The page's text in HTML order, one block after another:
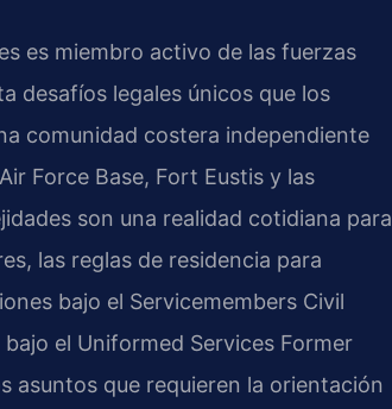
es miembro activo de las fuerzas
desafíos legales únicos que los
comunidad costera independiente
Force Base, Fort Eustis y las
son una realidad cotidiana para
las reglas de residencia para
bajo el Servicemembers Civil
el Uniformed Services Former
asuntos que requieren la orientación